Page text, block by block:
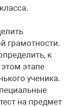
грамотности.
к
этапе
ученика.
на предмет